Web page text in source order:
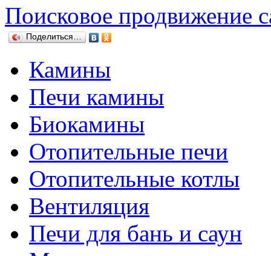
Поисковое продвижение
Поделиться…
Камины
Печи камины
Биокамины
Отопительные печи
Отопительные котлы
Вентиляция
Печи для бань и саун